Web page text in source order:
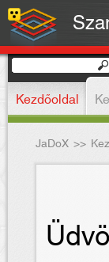
Kezdőoldal
JaDoX >>